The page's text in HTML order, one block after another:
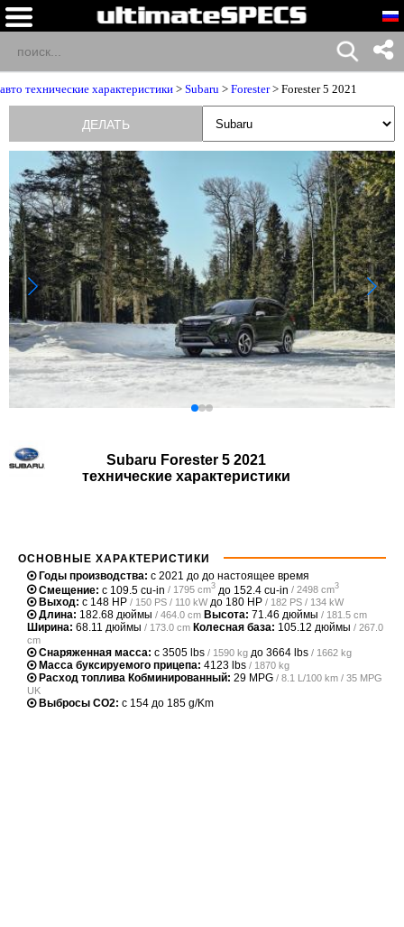
авто технические характеристики > Subaru > Forester> Forester 5 2021
Subaru Forester 5 2021
технические характеристики
ОСНОВНЫЕ ХАРАКТЕРИСТИКИ
Годы производства: с 2021 до до настоящее время
Смещение: с 109.5 cu-in / 1795 cm3 до 152.4 cu-in / 2498 cm3
Выход: с 148 HP / 150 PS / 110 kWдо 180 HP / 182 PS / 134 kW
Длина: 182.68 дюймы / 464.0 cm Высота: 71.46 дюймы / 181.5 cm
Ширина: 68.11 дюймы / 173.0 cm Колесная база: 105.12 дюймы / 267.0
cm
Снаряженная масса: с 3505 lbs / 1590 kg до 3664 lbs / 1662 kg
Масса буксируемого прицепа: 4123 lbs / 1870 kg
Расход топлива Кобминированный: 29 MPG / 8.1 L/100 km / 35 MPG
UK
Выбросы CO2: с 154 до 185 g/Km
ДЕЛАТЬ